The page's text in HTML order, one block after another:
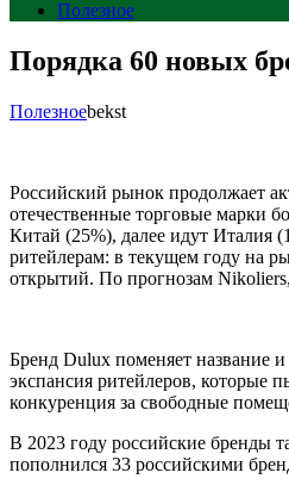
Полезное
Порядка 60 новых
Полезноеbekst
Российский рынок продолжает
отечественные торговые марки
Китай (25%), далее идут Италия
ритейлерам: в текущем году на
открытий. По прогнозам Nikoliers,
Бренд Dulux поменяет название
экспансия ритейлеров, которые
конкуренция за свободные
В 2023 году российские бренды
пополнился 33 российскими